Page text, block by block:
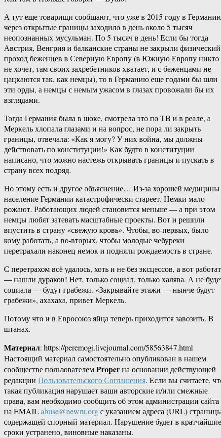
А тут еще товарищи сообщают, что уже в 2015 году в
через открытые границы заходило в день около 5 тысяч
неопознанных мусульман. По 5 тысяч в день! Если бы тогда
Австрия, Венгрия и балканские страны не закрыли физический
проход беженцев в Северную Европу (в Южную Европу никто
не хочет, там своих захребетников хватает, и с беженцами не
цацкаются так, как немцы), то в Германию еще годами бы шли
эти орды, а немцы с немым ужасом в глазах провожали бы их
взглядами.
Тогда Германия была в шоке, смотрела это по ТВ и в реале, а
Меркель хлопала глазами и на вопрос, не пора ли закрыть
границы, отвечала: «Как я могу? У них война, мы должны
действовать по конституции!» Как будто в конституции
написано, что можно настежь открывать границы и пускать в
страну всех подряд.
Но этому есть и другое объяснение… Из-за хорошей медицины
население Германии катастрофически стареет. Немки мало
рожают. Работающих людей становится меньше — а при этом
немцы любят затевать масштабные проекты. Вот и решили
впустить в страну «свежую кровь». Чтобы, во-первых, было
кому работать, а во-вторых, чтобы молодые чебуреки
перетрахали наконец немок и подняли рождаемость в стране.
С перетрахом всё удалось, хоть и не без эксцессов, а вот
— нашли дураков! Нет, только социал, только халява. А не
социала — будут грабежи. «Закрывайте этажи — нынче будут
грабежи», ахахаха, привет Меркель.
Потому что и в Евросоюз яйца теперь приходится завозить. В
штанах.
Материал: https://peremogi.livejournal.com/58563847.html
Настоящий материал самостоятельно опубликован в нашем
сообществе пользователемProperна основании действующей
редакции Пользовательского Соглашения. Если вы считаете,
такая публикация нарушает ваши авторские и/или смежные
права, вам необходимо сообщить об этом администрации сайта
на EMAILabuse@newru.orgс указанием адреса (URL)
содержащей спорный материал. Нарушение будет в кратчайшие
сроки устранено, виновные наказаны.